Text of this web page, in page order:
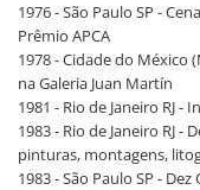
1976 - São Paulo SP -
Prêmio APCA
1978 - Cidade do México
na Galeria Juan Martín
1981 - Rio de Janeiro RJ
1983 - Rio de Janeiro RJ -
pinturas, montagens,
1983 - São Paulo SP -